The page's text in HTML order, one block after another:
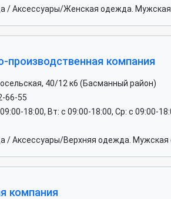
/ Аксессуары/Женская одежда.
производственная компания
40/12 к6 (Басманный район)
66-55
18:00, Вт: c 09:00-18:00, Ср: c 09:00-
/ Аксессуары/Верхняя одежда.
компания